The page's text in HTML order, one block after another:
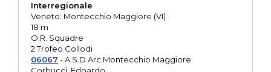
Interregionale
Veneto: Montecchio Maggiore (VI)
18 m
O.R. Squadre
2 Trofeo Collodi
06067 - A.S.D.Arc.Montecchio Maggiore